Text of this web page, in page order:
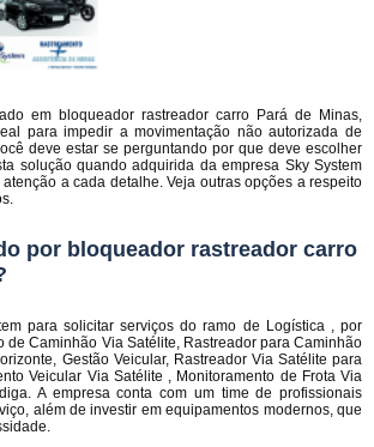
em bloqueador rastreador carro Pará de Minas,
para impedir a movimentação não autorizada de
deve estar se perguntando por que deve escolher
solução quando adquirida da empresa Sky System
a cada detalhe. Veja outras opções a respeito
por bloqueador rastreador carro
para solicitar serviços do ramo de Logística , por
de Caminhão Via Satélite, Rastreador para Caminhão
Gestão Veicular, Rastreador Via Satélite para
Veicular Via Satélite , Monitoramento de Frota Via
A empresa conta com um time de profissionais
além de investir em equipamentos modernos, que